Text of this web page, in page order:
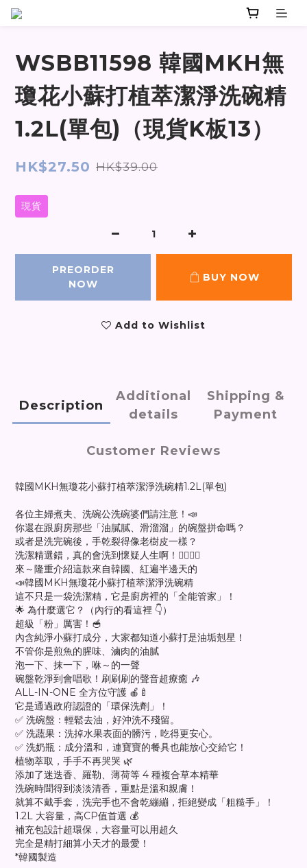
WSBB11598 韓國MKH無
瓊花小蘇打植萃潔淨洗碗精
1.2L(單包)（現貨K板13）
HK$27.50 HK$39.00
現貨
PREORDER
NOW
BUY NOW
Add to Wishlist
Description
Additional
details
Shipping &
Payment
Customer Reviews
韓國MKH無瓊花小蘇打植萃潔淨洗碗精1.2L(單包)
各位主婦煮夫、洗碗公洗碗婆們請注意！📣
你還在跟廚房那些「油膩膩、滑溜溜」的碗盤拼命嗎？
或者是洗完碗後，手乾裂得像老樹皮一樣？
洗潔精選錯，真的會洗到懷疑人生啊！🤦‍♀️🤦‍♂️
來～隆重介紹這款來自韓國、紅遍半邊天的
📣韓國MKH無瓊花小蘇打植萃潔淨洗碗精
這不只是一袋洗潔精，它是廚房裡的「全能管家」！
🌟 為什麼選它？（內行的看這裡 👇）
超級「粉」厲害！🥣
內含純淨小蘇打成分，大家都知道小蘇打是油垢剋星！
不管你是煎魚的腥味、滷肉的油膩
泡一下、抹一下，咻～的一聲
碗盤乾淨到會唱歌！刷刷刷的聲音超療癒 🎶
ALL-IN-ONE 全方位守護 🍎🍼
它是通過政府認證的「環保洗劑」！
✅ 洗碗盤：輕鬆去油，好沖洗不殘留。
✅ 洗蔬果：洗掉水果表面的髒污，吃得更安心。
✅ 洗奶瓶：成分溫和，連寶寶的餐具也能放心交給它！
植物萃取，手手不再哭哭 🌿
添加了迷迭香、羅勒、薄荷等 4 種複合草本精華
洗碗時聞得到淡淡清香，重點是溫和親膚！
就算不戴手套，洗完手也不會乾繃繃，拒絕變成「粗糙手」！
1.2L 大容量，高CP值首選 💰
補充包設計超環保，大容量可以用超久
完全是精打細算小天才的最愛！
*韓國製造